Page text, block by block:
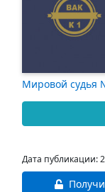
Мировой судья
Дата публикации: